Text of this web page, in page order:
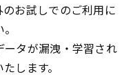
お試しでのご利用に
タが漏洩・学習され
します。